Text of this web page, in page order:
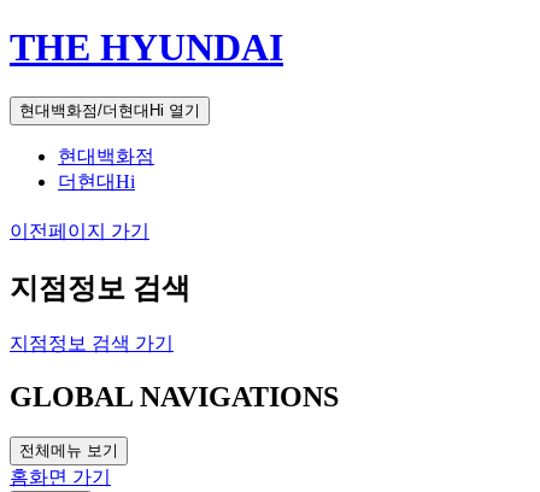
THE HYUNDAI
현대백화점/더현대Hi 열기
현대백화점
더현대Hi
이전페이지 가기
지점정보 검색
지점정보 검색 가기
GLOBAL NAVIGATIONS
전체메뉴 보기
홈화면 가기